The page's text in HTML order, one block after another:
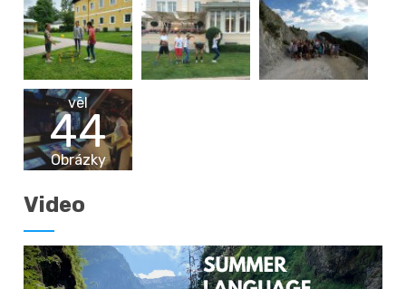
vēl
44
Obrázky
Video